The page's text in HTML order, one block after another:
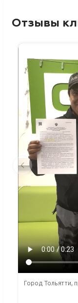
Отзывы
Город Тольятти,